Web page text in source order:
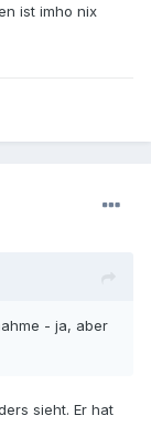
ist imho nix
- ja, aber
sieht. Er hat